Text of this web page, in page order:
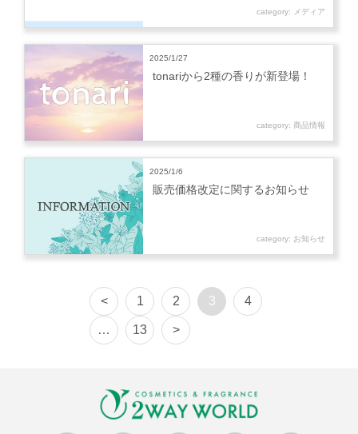
category: メディア
2025/1/27
tonariから2種の香りが新登場！
category: 商品情報
2025/1/6
販売価格改定に関するお知らせ
category: お知らせ
投
稿
ナ
ゲ
ー
< Page
1 Page
2 Page
3 Page
4
… Page
13 >